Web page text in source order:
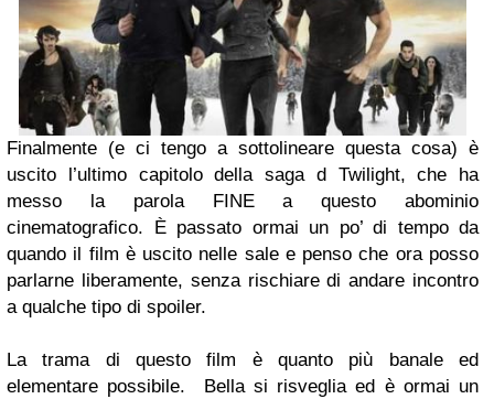
Finalmente (e ci tengo a sottolineare questa cosa) è
uscito l’ultimo capitolo della saga d Twilight, che ha
messo la parola FINE a questo abominio
cinematografico. È passato ormai un po’ di tempo da
quando il film è uscito nelle sale e penso che ora posso
parlarne liberamente, senza rischiare di andare incontro
a qualche tipo di spoiler.
La trama di questo film è quanto più banale ed
elementare possibile. Bella si risveglia ed è ormai un